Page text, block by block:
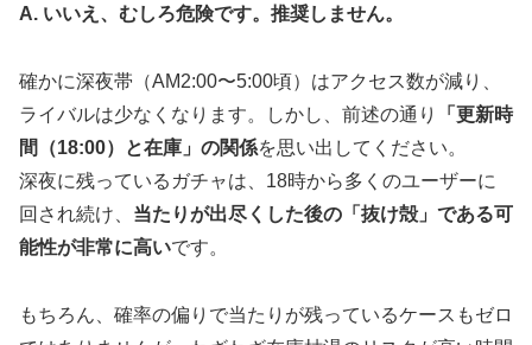
A. いいえ、むしろ危険です。推奨しません。
確かに深夜帯（AM2:00〜5:00頃）はアクセス数が減り、
ライバルは少なくなります。しかし、前述の通り
「更新時
間（18:00）と在庫」の関係を思い出してください。
深夜に残っているガチャは、18時から多くのユーザーに
回され続け、 当たりが出尽くした後の「抜け殻」である可
能性が非常に高いです。
もちろん、確率の偏りで当たりが残っているケースもゼロ